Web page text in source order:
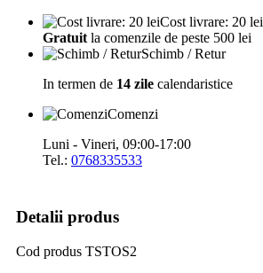
Cost livrare: 20 lei
Gratuit la comenzile de peste 500 lei
Schimb / Retur
In termen de 14 zile calendaristice
Comenzi
Luni - Vineri, 09:00-17:00
Tel.: 0768335533
Detalii produs
Cod produs TSTOS2